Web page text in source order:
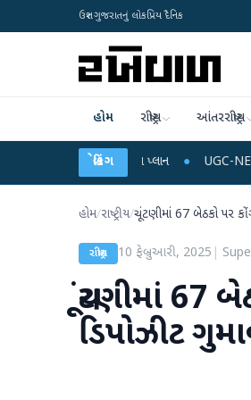
ઉત્તર ગુજરાતનું લોકપ્રિય દૈનિક
હોમ રાષ્ટ્રીય આંતરરાષ્ટ્રીય
બ્રેકિંગ
અને ડેટા પ્લાન ● UGC-NET પરીક્ષા
હોમ/રાષ્ટ્રીય/ચૂંટણીમાં 67 બેઠકો પર
રાષ્ટ્રીય 10 ફેબ્રુઆરી, 2025
ચૂંટણીમાં 67
ડિપોઝીટ